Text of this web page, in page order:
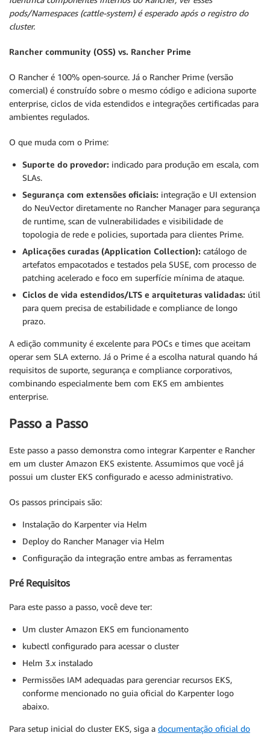
pods/Namespaces (cattle-system) é esperado após o registro do
cluster.
Rancher community (OSS) vs. Rancher Prime
O Rancher é 100% open-source. Já o Rancher Prime (versão
comercial) é construído sobre o mesmo código e adiciona suporte
enterprise, ciclos de vida estendidos e integrações certificadas para
ambientes regulados.
O que muda com o Prime:
Suporte do provedor: indicado para produção em escala, com
SLAs.
Segurança com extensões oficiais: integração e UI extension
do NeuVector diretamente no Rancher Manager para segurança
de runtime, scan de vulnerabilidades e visibilidade de
topologia de rede e policies, suportada para clientes Prime.
Aplicações curadas (Application Collection): catálogo de
artefatos empacotados e testados pela SUSE, com processo de
patching acelerado e foco em superfície mínima de ataque.
Ciclos de vida estendidos/LTS e arquiteturas validadas: útil
para quem precisa de estabilidade e compliance de longo
prazo.
A edição community é excelente para POCs e times que aceitam
operar sem SLA externo. Já o Prime é a escolha natural quando há
requisitos de suporte, segurança e compliance corporativos,
combinando especialmente bem com EKS em ambientes
enterprise.
Passo a Passo
Este passo a passo demonstra como integrar Karpenter e Rancher
em um cluster Amazon EKS existente. Assumimos que você já
possui um cluster EKS configurado e acesso administrativo.
Os passos principais são:
Instalação do Karpenter via Helm
Deploy do Rancher Manager via Helm
Configuração da integração entre ambas as ferramentas
Pré Requisitos
Para este passo a passo, você deve ter:
Um cluster Amazon EKS em funcionamento
kubectl configurado para acessar o cluster
Helm 3.x instalado
Permissões IAM adequadas para gerenciar recursos EKS,
conforme mencionado no guia oficial do Karpenter logo
abaixo.
Para setup inicial do cluster EKS, siga a documentação oficial do